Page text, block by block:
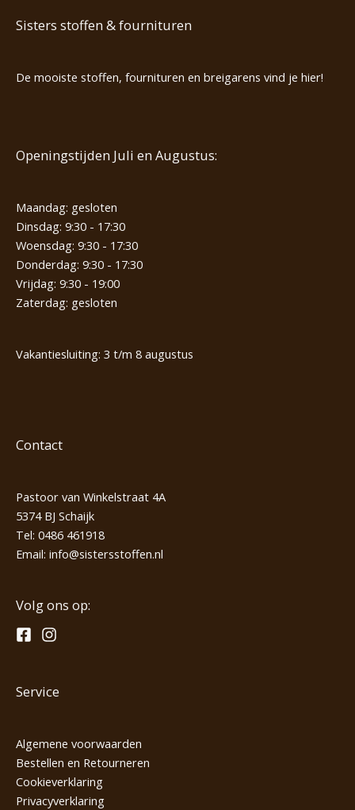
Sisters stoffen & fournituren
De mooiste stoffen, fournituren en breigarens vind je hier!
Openingstijden Juli en Augustus:
Maandag: gesloten
Dinsdag: 9:30 - 17:30
Woensdag: 9:30 - 17:30
Donderdag: 9:30 - 17:30
Vrijdag: 9:30 - 19:00
Zaterdag: gesloten
Vakantiesluiting: 3 t/m 8 augustus
Contact
Pastoor van Winkelstraat 4A
5374 BJ Schaijk
Tel: 0486 461918
Email: info@sistersstoffen.nl
Volg ons op:
Service
Algemene voorwaarden
Bestellen en Retourneren
Cookieverklaring
Privacyverklaring